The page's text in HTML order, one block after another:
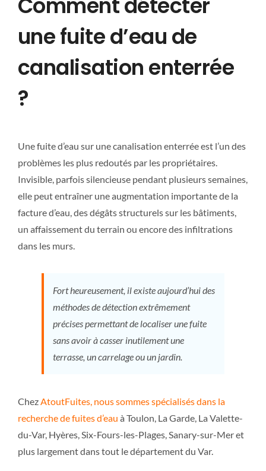
une fuite d’eau de
canalisation enterrée
?
Une fuite d’eau sur une canalisation enterrée est l’un des
problèmes les plus redoutés par les propriétaires.
Invisible, parfois silencieuse pendant plusieurs semaines,
elle peut entraîner une augmentation importante de la
facture d’eau, des dégâts structurels sur les bâtiments,
un affaissement du terrain ou encore des infiltrations
dans les murs.
Fort heureusement, il existe aujourd’hui des
méthodes de détection extrêmement
précises permettant de localiser une fuite
sans avoir à casser inutilement une
terrasse, un carrelage ou un jardin.
Chez AtoutFuites, nous sommes spécialisés dans la
recherche de fuites d’eau à Toulon, La Garde, La Valette-
du-Var, Hyères, Six-Fours-les-Plages, Sanary-sur-Mer et
plus largement dans tout le département du Var.